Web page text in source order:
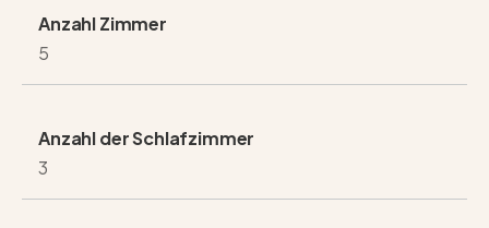
Anzahl Zimmer
5
Anzahl der Schlafzimmer
3